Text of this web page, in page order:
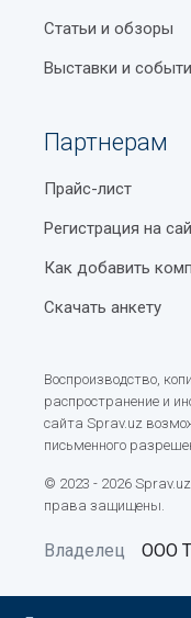
Статьи и обзоры
Выставки и
Партнерам
Прайс-лист
Регистрация на
Как добавить
Скачать анкету
Воспроизводство,
распространение и
сайта Sprav.uz
письменного
© 2023 - 2026
права защищены.
Владелец ООО